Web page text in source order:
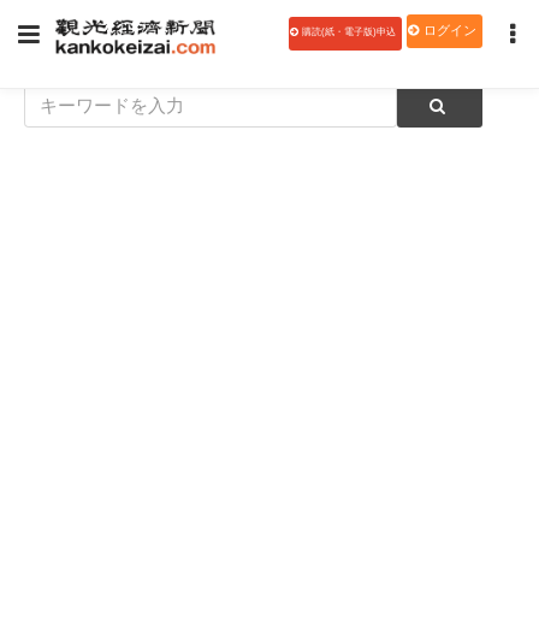
購読(紙・電子版)申込 ログイン